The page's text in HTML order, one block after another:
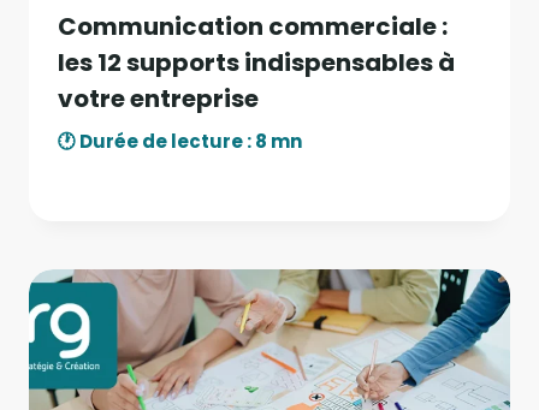
Communication commerciale :
les 12 supports indispensables à
votre entreprise